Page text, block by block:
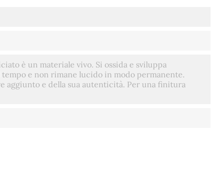
è un materiale vivo. Si ossida e sviluppa
e non rimane lucido in modo permanente.
aggiunto e della sua autenticità. Per una finitura